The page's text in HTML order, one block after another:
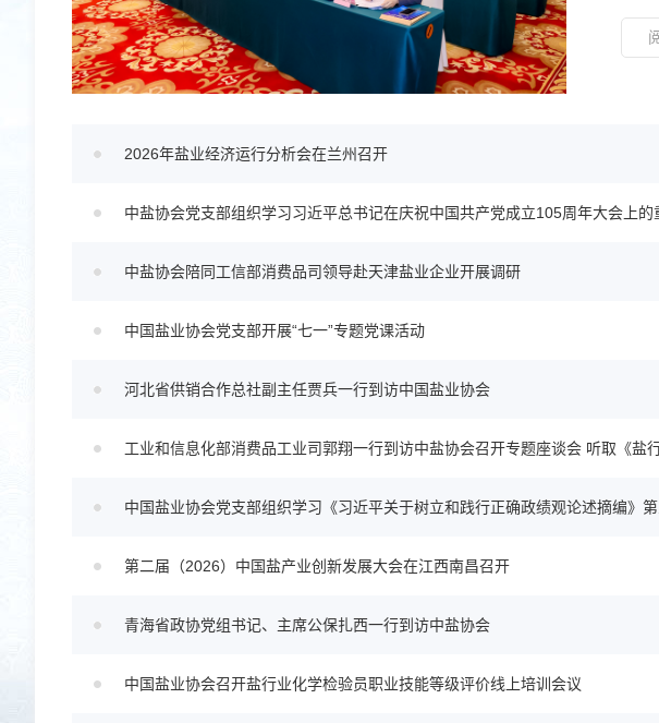
2026年盐业经济运行分析会在兰州召开
中盐协会党支部组织学习习近平总书记在庆祝中国共产党成立105周年大会上的
中盐协会陪同工信部消费品司领导赴天津盐业企业开展调研
中国盐业协会党支部开展“七一”专题党课活动
河北省供销合作总社副主任贾兵一行到访中国盐业协会
工业和信息化部消费品工业司郭翔一行到访中盐协会召开专题座谈会 听取《盐
中国盐业协会党支部组织学习《习近平关于树立和践行正确政绩观论述摘编》
第二届（2026）中国盐产业创新发展大会在江西南昌召开
青海省政协党组书记、主席公保扎西一行到访中盐协会
中国盐业协会召开盐行业化学检验员职业技能等级评价线上培训会议